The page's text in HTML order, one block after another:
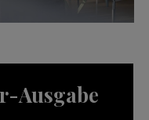
Ausgabe